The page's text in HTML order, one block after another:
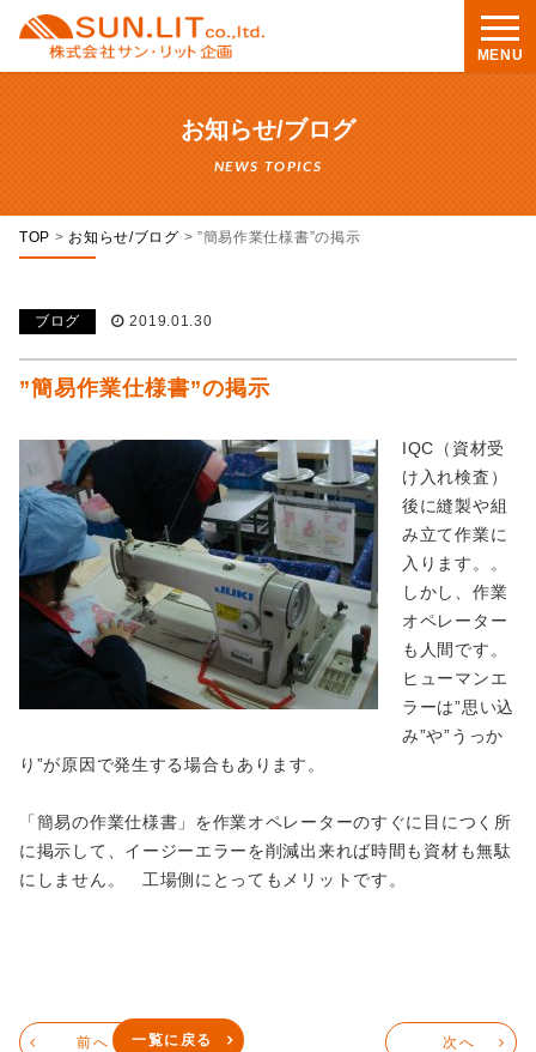
MENU
お知らせ/ブログ
NEWS TOPICS
TOP > お知らせ/ブログ > ”簡易作業仕様書”の掲示
ブログ 2019.01.30
”簡易作業仕様書”の掲示
IQC（資材受
け入れ検査）
後に縫製や組
み立て作業に
入ります。。
しかし、作業
オペレーター
も人間です。
ヒューマンエ
ラーは”思い込
み”や”うっか
り”が原因で発生する場合もあります。
「簡易の作業仕様書」を作業オペレーターのすぐに目につく所
に掲示して、イージーエラーを削減出来れば時間も資材も無駄
にしません。 工場側にとってもメリットです。
前へ 一覧に戻る 次へ